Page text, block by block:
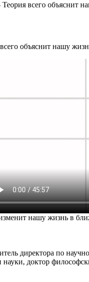
Теория всего объяснит
объяснит нашу
нашу жизнь в
директора по
науки, доктор